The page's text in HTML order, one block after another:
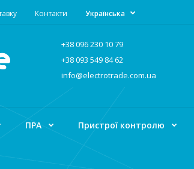
Контакти Українська
+38 096 230 10 79
+38 093 549 84 62
info@electrotrade.com.ua
ПРА Пристрої контролю